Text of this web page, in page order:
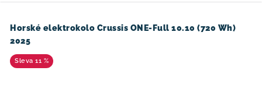
Horské elektrokolo Crussis ONE-Full 10.10 (720 Wh)
2025
11 %